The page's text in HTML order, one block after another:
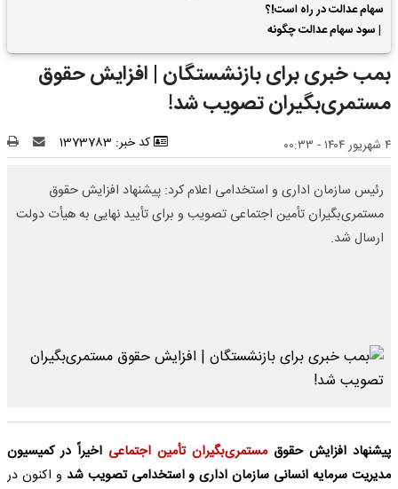
سهام عدالت در راه است!؟
| سود سهام عدالت چگونه
محاسبه می شود؟
بمب خبری برای بازنشستگان | افزایش حقوق
مستمری‌بگیران تصویب شد!
۴ شهریور ۱۴۰۴ - ۰۰:۳۳ کد خبر: 1373783
رئیس سازمان اداری و استخدامی اعلام کرد: پیشنهاد افزایش حقوق
مستمری‌بگیران تأمین اجتماعی تصویب و برای تأیید نهایی به هیأت دولت
ارسال شد.
پیشنهاد افزایش حقوقمستمری‌بگیران تأمین اجتماعی اخیراً در کمیسیون
مدیریت سرمایه انسانی سازمان اداری و استخدامی تصویب شد و اکنون در